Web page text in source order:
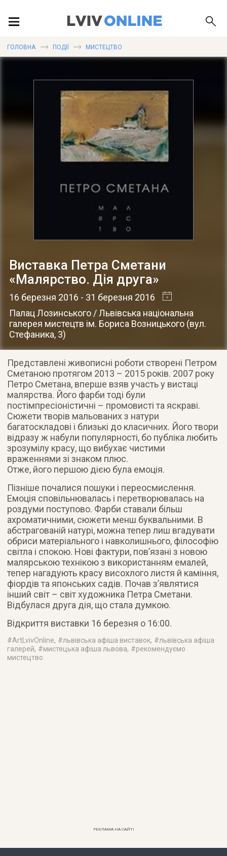
ПУБЛІКАЦІЇ
ГОЛОВНА ПОДІЇ МИСТЕЦТВО
Виставка Петра Сметани
«Малярство. Дія друга»
16 березня 2016 - 31 березня 2016
Палац Лозинського / Львівська національна
галерея мистецтв ім. Бориса Возницького (вул.
Стефаника, 3)
Представлені живописні роботи створені Петром
Сметаною протягом 2013 – 2015 років. 2007 року
Петро Сметана, вперше взяв участь у вистаці
малярства. Його фарби тоді були
постімпресіоністичні – промовисті та яскраві.
Сюжети творів мальованих з натури
багатоскладові і близькі до класичних. Його твори
відразу ж набули популярності, бо публіка любить
зрозумілу красу, що вибухає чистими
враженнями зі знаком плюс.
Отже, його першою дією була емоція.
Пізніше почалися пошуки і переосмислення.
Емоція сповільнювалась і перетворювалась на
роздуми поступово. Фарби ставали більш
ахроматичними, сюжети менш буквальними. В
абстрагованій натурі, можна тепер лиш вгадувати
обриси матеріального і навколишнього, філософію
світла і спокою. Нові фактури, пов’язані з новою
малярською технікою з використанням емалей,
тепер нагадують красу висохлого листя й каміння,
фіордів та японських садів. Почав з’являтися
інший світ – світ художника Петра Сметани.
Відбулася друга дія, що стала думкою.
Відкриття виставки 16 березня о 16:00.
#ArtLvivOnline, #львівська афіша виставок, #львівська афіша
галерей, #мистецька афіша львова, #рекомендуємо
мистецтво
РЕКЛАМА НА САЙТІ